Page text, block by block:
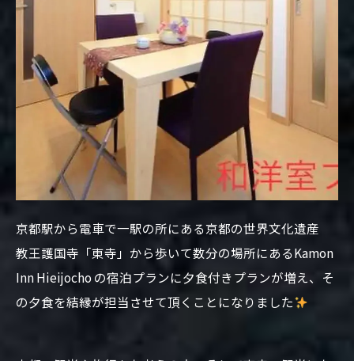
京都駅から電車で一駅の所にある京都の世界文化遺産
教王護国寺「東寺」から歩いて数分の場所にあるKamon
Inn Hieijocho の宿泊プランに夕食付きプランが増え、そ
の夕食を結縁が担当させて頂くことになりました